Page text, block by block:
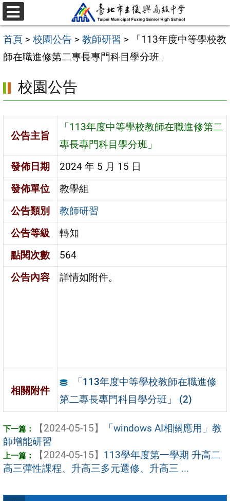
跳
至
主
要
容
區
選
單
首頁 > 校園公告 > 教師研習 >
「113年度中等學校教
師在職進修第二專長專門科目學分班」
校園公告
公告主旨
「113年度中等學校教師在職進修第二
專長專門科目學分班」
發佈日期
2024 年 5 月 15 日
發佈單位
教學組
公告類別
教師研習
公告等級
轉知
點閱次數
564
公告內容
詳情如附件。
相關附件
「113年度中等學校教師在職進修
第二專長專門科目學分班」 (2)
【2024-05-15】
「windows AI相關應用」教
師增能研習
【2024-05-15】 113學年度第一學期 升高二
高三彈性課程、升高三多元選修、升高三 ...